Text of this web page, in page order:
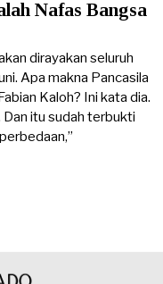
Nafas Bangsa
dirayakan seluruh
Apa makna Pancasila
Kaloh? Ini kata dia.
itu sudah terbukti